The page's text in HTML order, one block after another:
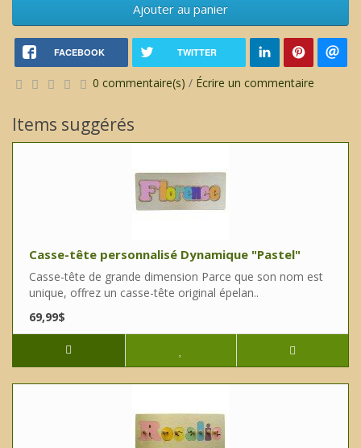
Ajouter au panier
FACEBOOK TWITTER
0 commentaire(s) / Écrire un commentaire
Items suggérés
Casse-tête personnalisé Dynamique "Pastel"
Casse-tête de grande dimension Parce que son nom est
unique, offrez un casse-tête original épelan..
69,99$